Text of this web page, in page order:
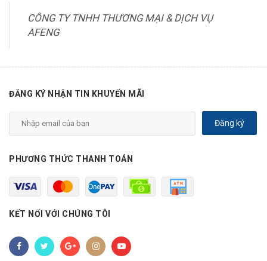
CÔNG TY TNHH THƯƠNG MẠI & DỊCH VỤ
AFENG
ĐĂNG KÝ NHẬN TIN KHUYẾN MÃI
Đăng ký
PHƯƠNG THỨC THANH TOÁN
KẾT NỐI VỚI CHÚNG TÔI